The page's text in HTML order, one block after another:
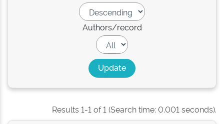
Authors/record
Results 1-1 of 1 (Search time: 0.001 seconds).